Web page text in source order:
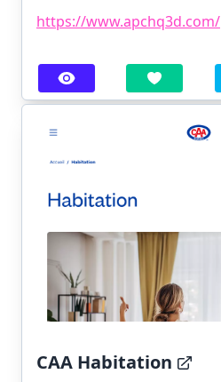
https://www.apchq3d.com/
CAA Habitation